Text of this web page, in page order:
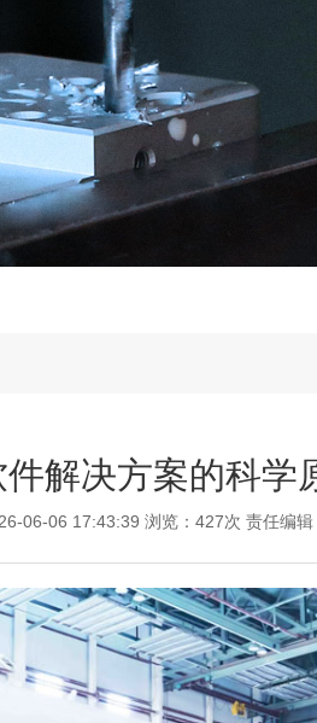
件解决方案的科学
06-06 17:43:39 浏览：427次 责任编辑